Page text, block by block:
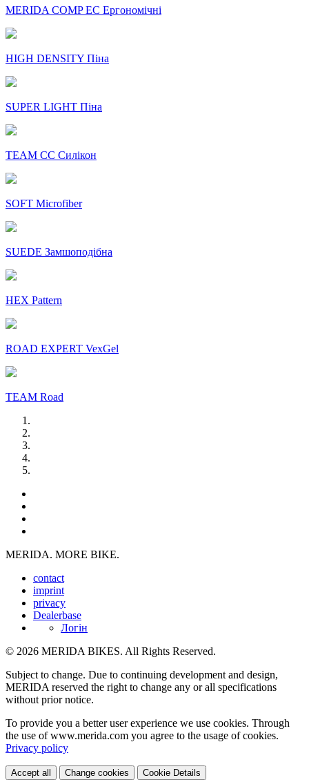
MERIDA COMP EC Ергономічні
HIGH DENSITY Піна
SUPER LIGHT Піна
TEAM CC Силікон
SOFT Microfiber
SUEDE Замшоподібна
HEX Pattern
ROAD EXPERT VexGel
TEAM Road
MERIDA. MORE BIKE.
contact
imprint
privacy
Dealerbase
Логін
© 2026 MERIDA BIKES. All Rights Reserved.
Subject to change. Due to continuing development and design,
MERIDA reserved the right to change any or all specifications
without prior notice.
To provide you a better user experience we use cookies. Through
the use of www.merida.com you agree to the usage of cookies.
Privacy policy
Accept all Change cookies Cookie Details